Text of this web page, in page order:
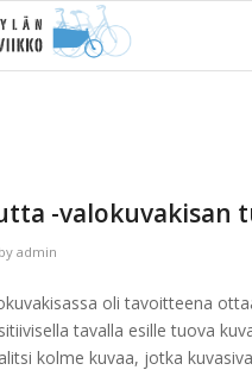
-valokuvakisan
by admin
oli tavoitteena
tavalla esille tuova
kolme kuvaa, jotka